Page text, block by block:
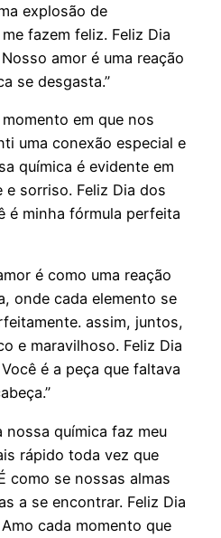
explosão de
fazem feliz. Feliz Dia
amor é uma reação
se desgasta.”
em que nos
uma conexão especial e
química é evidente em
e sorriso. Feliz Dia dos
é minha fórmula perfeita
é como uma reação
onde cada elemento se
assim, juntos,
e maravilhoso. Feliz Dia
é a peça que faltava
nossa química faz meu
rápido toda vez que
como se nossas almas
a se encontrar. Feliz Dia
cada momento que